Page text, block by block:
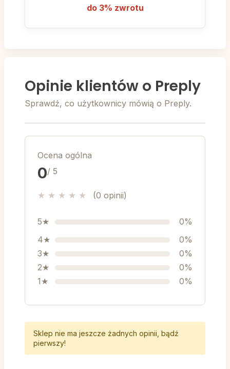
do 3% zwrotu
Opinie klientów o Preply
Sprawdź, co użytkownicy mówią o Preply.
Ocena ogólna
0/ 5
★ ★ ★ ★ ★ (0 opinii)
5★
0%
4★
0%
3★
0%
2★
0%
1★
0%
Sklep nie ma jeszcze żadnych opinii, bądź
pierwszy!